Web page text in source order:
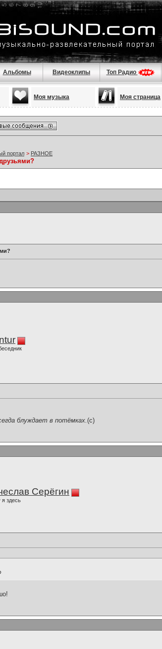
Альбомы Видеоклипы Топ Радио
Моя музыка Моя страница
портал > РАЗНОЕ
блуждает в потёмках.(c)
Серёгин
здесь